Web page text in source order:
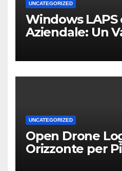
UNCATEGORIZED
Windows LAPS
Aziendale: Un
UNCATEGORIZED
Open Drone
Orizzonte per